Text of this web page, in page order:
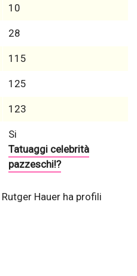
10
28
115
125
123
Si
Tatuaggi celebrità
pazzeschi!?
Rutger Hauer ha profili